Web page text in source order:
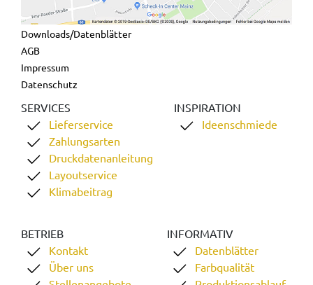
Downloads/Datenblätter
AGB
Impressum
Datenschutz
SERVICES
Lieferservice
Zahlungsarten
Druckdatenanleitung
Layoutservice
Klimabeitrag
INSPIRATION
Ideenschmiede
BETRIEB
Kontakt
Über uns
INFORMATIV
Datenblätter
Farbqualität